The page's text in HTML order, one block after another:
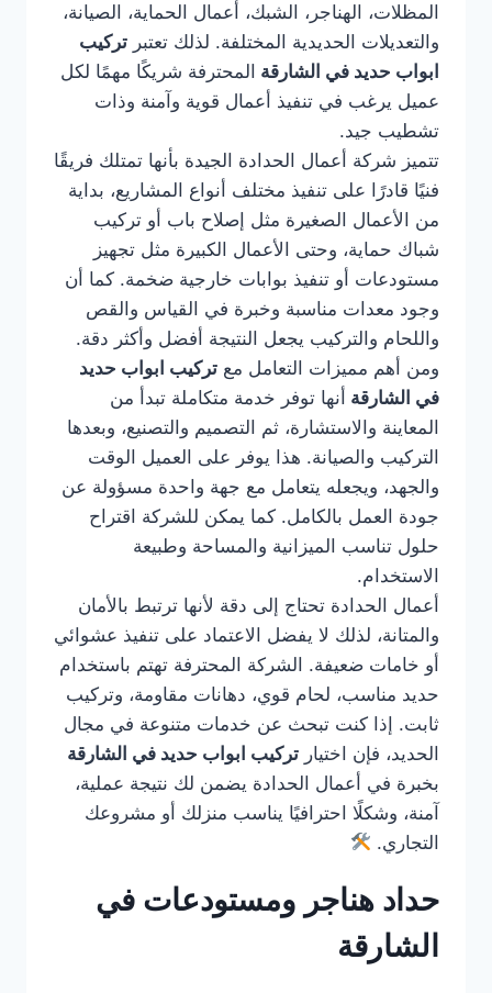
المظلات، الهناجر، الشبك، أعمال الحماية، الصيانة،
والتعديلات الحديدية المختلفة. لذلك تعتبر تركيب
ابواب حديد في الشارقة المحترفة شريكًا مهمًا لكل
عميل يرغب في تنفيذ أعمال قوية وآمنة وذات
تشطيب جيد.
تتميز شركة أعمال الحدادة الجيدة بأنها تمتلك فريقًا
فنيًا قادرًا على تنفيذ مختلف أنواع المشاريع، بداية
من الأعمال الصغيرة مثل إصلاح باب أو تركيب
شباك حماية، وحتى الأعمال الكبيرة مثل تجهيز
مستودعات أو تنفيذ بوابات خارجية ضخمة. كما أن
وجود معدات مناسبة وخبرة في القياس والقص
واللحام والتركيب يجعل النتيجة أفضل وأكثر دقة.
ومن أهم مميزات التعامل مع تركيب ابواب حديد
في الشارقة أنها توفر خدمة متكاملة تبدأ من
المعاينة والاستشارة، ثم التصميم والتصنيع، وبعدها
التركيب والصيانة. هذا يوفر على العميل الوقت
والجهد، ويجعله يتعامل مع جهة واحدة مسؤولة عن
جودة العمل بالكامل. كما يمكن للشركة اقتراح
حلول تناسب الميزانية والمساحة وطبيعة
الاستخدام.
أعمال الحدادة تحتاج إلى دقة لأنها ترتبط بالأمان
والمتانة، لذلك لا يفضل الاعتماد على تنفيذ عشوائي
أو خامات ضعيفة. الشركة المحترفة تهتم باستخدام
حديد مناسب، لحام قوي، دهانات مقاومة، وتركيب
ثابت. إذا كنت تبحث عن خدمات متنوعة في مجال
الحديد، فإن اختيار تركيب ابواب حديد في الشارقة
بخبرة في أعمال الحدادة يضمن لك نتيجة عملية،
آمنة، وشكلًا احترافيًا يناسب منزلك أو مشروعك
التجاري.
حداد هناجر ومستودعات في
الشارقة